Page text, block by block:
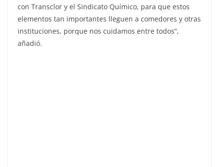
con Transclor y el Sindicato Químico, para que estos
elementos tan importantes lleguen a comedores y otras
instituciones, porque nos cuidamos entre todos”,
añadió.